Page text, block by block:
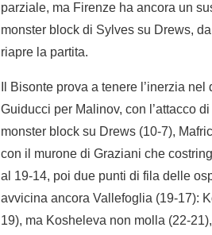
parziale, ma Firenze ha ancora un
monster block di Sylves su Drews,
riapre la partita.
Il Bisonte prova a tenere l’inerzia
Guiducci per Malinov, con l’attacco
monster block su Drews (10-7),
con il murone di Graziani che
al 19-14, poi due punti di fila delle
avvicina ancora Vallefoglia (19-17):
19), ma Kosheleva non molla (22-